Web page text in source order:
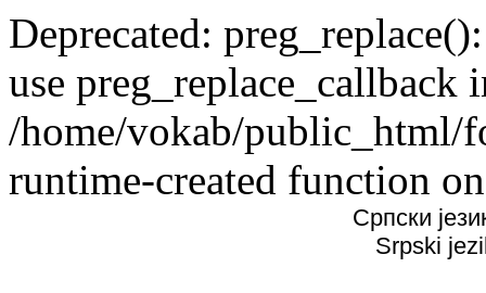
Deprecated:
use preg_replace_callback
/home/vokab/public_html/
runtime-created function
Српски
Srpski